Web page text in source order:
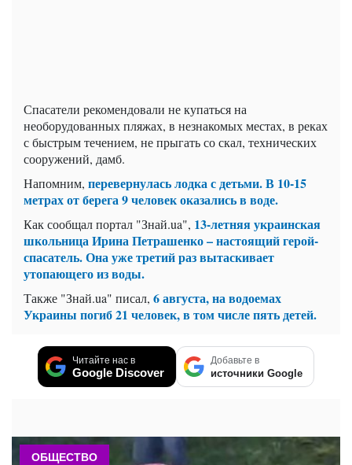
Спасатели рекомендовали не купаться на
необорудованных пляжах, в незнакомых местах, в реках
с быстрым течением, не прыгать со скал, технических
сооружений, дамб.
Напомним, перевернулась лодка с детьми. В 10-15
метрах от берега 9 человек оказались в воде.
Как сообщал портал "Знай.ua", 13-летняя украинская
школьница Ирина Петрашенко – настоящий герой-
спасатель. Она уже третий раз вытаскивает
утопающего из воды.
Также "Знай.ua" писал, 6 августа, на водоемах
Украины погиб 21 человек, в том числе пять детей.
Читайте нас в
Google Discover
Добавьте в
источники Google
ОБЩЕСТВО